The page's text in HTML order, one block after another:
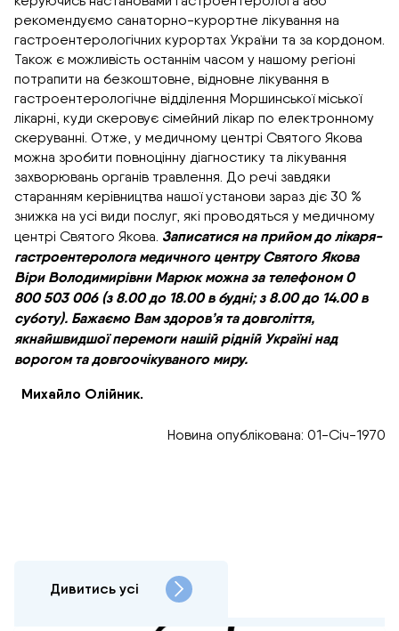
рекомендуємо санаторно-курортне лікування на
гастроентерологічних курортах України та за кордоном.
Також є можливість останнім часом у нашому регіоні
потрапити на безкоштовне, відновне лікування в
гастроентерологічне відділення Моршинської міської
лікарні, куди скеровує сімейний лікар по електронному
скеруванні. Отже, у медичному центрі Святого Якова
можна зробити повноцінну діагностику та лікування
захворювань органів травлення. До речі завдяки
старанням керівництва нашої установи зараз діє 30 %
знижка на усі види послуг, які проводяться у медичному
центрі Святого Якова. Записатися на прийом до лікаря-
гастроентеролога медичного центру Святого Якова
Віри Володимирівни Марюк можна за телефоном 0
800 503 006 (з 8.00 до 18.00 в будні; з 8.00 до 14.00 в
суботу). Бажаємо Вам здоров’я та довголіття,
якнайшвидшої перемоги нашій рідній Україні над
ворогом та довгоочікуваного миру.
Михайло Олійник.
Новина опублікована: 01-Січ-1970
Дивитись усі